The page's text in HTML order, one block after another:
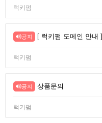
럭키펌
공지 [ 럭키펌 도메인 안내 ]
럭키펌
공지 상품문의
럭키펌